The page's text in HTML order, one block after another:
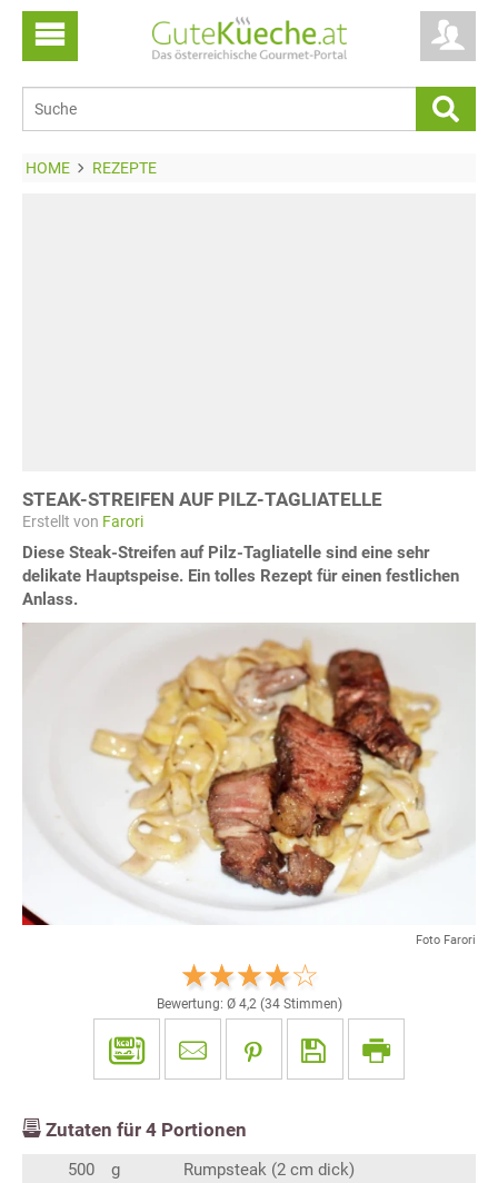
HOME REZEPTE
STEAK-STREIFEN AUF PILZ-TAGLIATELLE
Erstellt von Farori
Diese Steak-Streifen auf Pilz-Tagliatelle sind eine sehr
delikate Hauptspeise. Ein tolles Rezept für einen festlichen
Anlass.
Foto Farori
Bewertung: Ø 4,2(34Stimmen)
Zutaten für 4 Portionen
500 g
Rumpsteak (2 cm dick)